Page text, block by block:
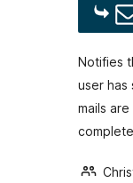
Notifies
user has
mails